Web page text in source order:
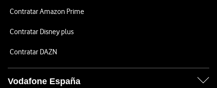
Contratar Amazon Prime
Contratar Disney plus
Contratar DAZN
Vodafone España